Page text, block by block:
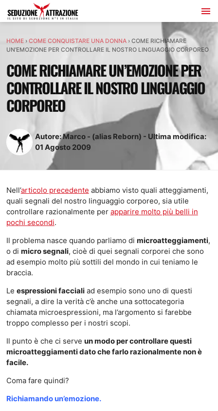
HOME› COME CONQUISTARE UNA DONNA› COME RICHIAMARE
UN’EMOZIONE PER CONTROLLARE IL NOSTRO LINGUAGGIO CORPOREO
COME RICHIAMARE UN’EMOZIONE PER
CONTROLLARE IL NOSTRO LINGUAGGIO
CORPOREO
Autore:Marco - (alias Reborn) - Ultima modifica:
01 Agosto 2009
Nell’articolo precedente abbiamo visto quali atteggiamenti,
quali segnali del nostro linguaggio corporeo, sia utile
controllare razionalmente per apparire molto più belli in
pochi secondi.
Il problema nasce quando parliamo di microatteggiamenti,
o di micro segnali, cioè di quei segnali corporei che sono
ad esempio molto più sottili del mondo in cui teniamo le
braccia.
Le espressioni faccialiad esempio sono uno di questi
segnali, a dire la verità c’è anche una sottocategoria
chiamata microespressioni, ma l’argomento si farebbe
troppo complesso per i nostri scopi.
Il punto è che ci serve un modo per controllare questi
microatteggiamenti dato che farlo razionalmente non è
facile.
Coma fare quindi?
Richiamando un’emozione.